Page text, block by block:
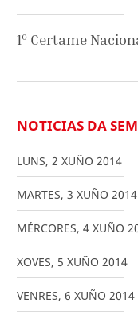
1º Certame
NOTICIAS DA
LUNS, 2 XUÑO 2014
MARTES, 3 XUÑO 2014
MÉRCORES, 4 XUÑO
XOVES, 5 XUÑO 2014
VENRES, 6 XUÑO 2014